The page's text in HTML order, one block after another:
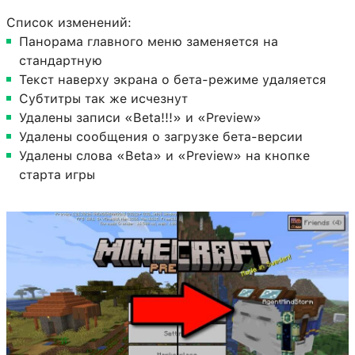
Список изменений:
Панорама главного меню заменяется на
стандартную
Текст наверху экрана о бета-режиме удаляется
Субтитры так же исчезнут
Удалены записи «Beta!!!» и «Preview»
Удалены сообщения о загрузке бета-версии
Удалены слова «Beta» и «Preview» на кнопке
старта игры